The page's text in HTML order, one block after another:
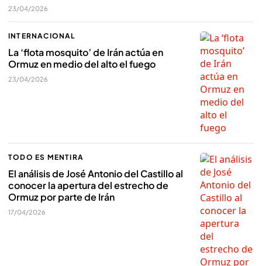
23/04/2026
INTERNACIONAL
La ‘flota mosquito’ de Irán actúa en
Ormuz en medio del alto el fuego
23/04/2026
TODO ES MENTIRA
El análisis de José Antonio del Castillo al
conocer la apertura del estrecho de
Ormuz por parte de Irán
17/04/2026